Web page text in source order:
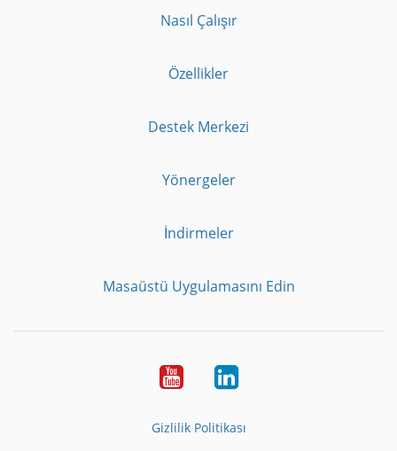
Nasıl Çalışır
Özellikler
Destek Merkezi
Yönergeler
İndirmeler
Masaüstü Uygulamasını Edin
YoutubeLinkedIn
Gizlilik Politikası